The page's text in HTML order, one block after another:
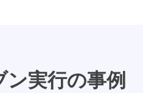
実行の事例